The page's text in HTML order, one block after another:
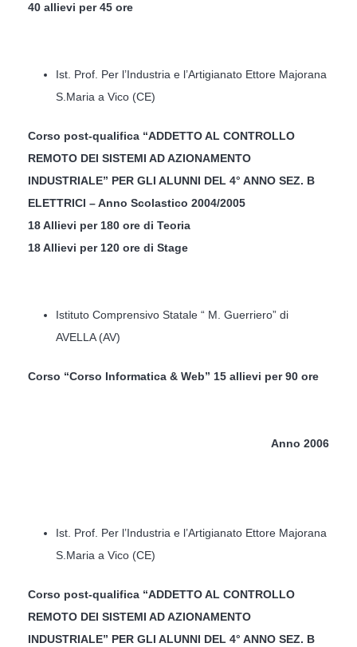
40 allievi per 45 ore
Ist. Prof. Per l’Industria e l’Artigianato Ettore Majorana
S.Maria a Vico (CE)
Corso post-qualifica “ADDETTO AL CONTROLLO
REMOTO DEI SISTEMI AD AZIONAMENTO
INDUSTRIALE” PER GLI ALUNNI DEL 4° ANNO SEZ. B
ELETTRICI – Anno Scolastico 2004/2005
18 Allievi per 180 ore di Teoria
18 Allievi per 120 ore di Stage
Istituto Comprensivo Statale “ M. Guerriero” di
AVELLA (AV)
Corso “Corso Informatica & Web” 15 allievi per 90 ore
Anno 2006
Ist. Prof. Per l’Industria e l’Artigianato Ettore Majorana
S.Maria a Vico (CE)
Corso post-qualifica “ADDETTO AL CONTROLLO
REMOTO DEI SISTEMI AD AZIONAMENTO
INDUSTRIALE” PER GLI ALUNNI DEL 4° ANNO SEZ. B